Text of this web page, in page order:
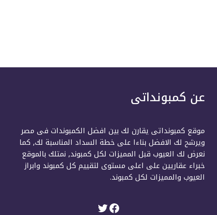
عن كمبونداتى
موقع كمبونداتى يقارن لك بين افضل الكمبوندات فى مصر
ويرشح لك الافضل بناءا على خطة السداد المناسبة لك, كما
نعرض لك العيوب قبل المميزات لكل كمبوند, نمتلك بالموقع
خبراء عقاريين على اعلى مستوى لتقييم كل كمبوند وابراز
العيوب والمميزات لكل كمبوند.